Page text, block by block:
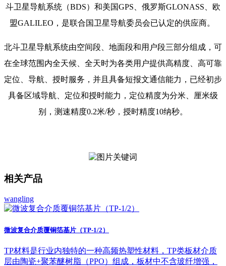
斗卫星导航系统（BDS）和美国GPS、俄罗斯GLONASS、欧
盟GALILEO，是联合国卫星导航委员会已认定的供应商。
北斗卫星导航系统由空间段、地面段和用户段三部分组成，可
在全球范围内全天候、全天时为各类用户提供高精度、高可靠
定位、导航、授时服务，并且具备短报文通信能力，已经初步
具备区域导航、定位和授时能力，定位精度为分米、厘米级
别，测速精度0.2米/秒，授时精度10纳秒。
相关产品
wangling
微波复合介质覆铜箔基片（TP-1/2）
TP材料是行业内独特的一种高频热塑性材料，TP类板材介质
层由陶瓷+聚苯醚树脂（PPO）组成，板材中不含玻纤增强，